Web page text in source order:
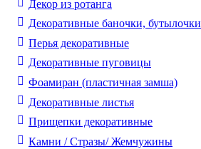
Декор из ротанга
Декоративные баночки, бутылочки
Перья декоративные
Декоративные пуговицы
Фоамиран (пластичная замша)
Декоративные листья
Прищепки декоративные
Камни / Cтразы/ Жемчужины